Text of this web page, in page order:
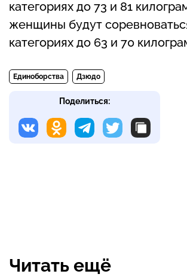
категориях до 73 и 81
женщины будут
категориях до 63 и 70
Единоборства Дзюдо
Поделиться:
Читать ещё